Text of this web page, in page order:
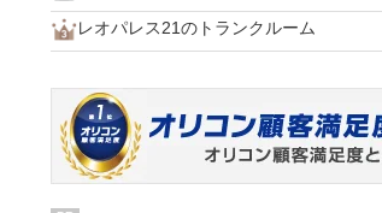
レオパレス21のトランクルーム